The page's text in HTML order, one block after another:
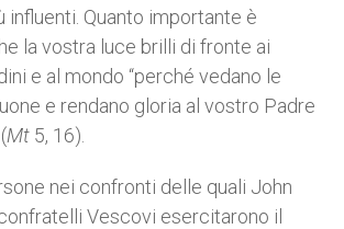
influenti. Quanto importante è
la vostra luce brilli di fronte ai
e al mondo “perché vedano le
e rendano gloria al vostro Padre
Mt 5, 16).
nei confronti delle quali John
Vescovi esercitarono il